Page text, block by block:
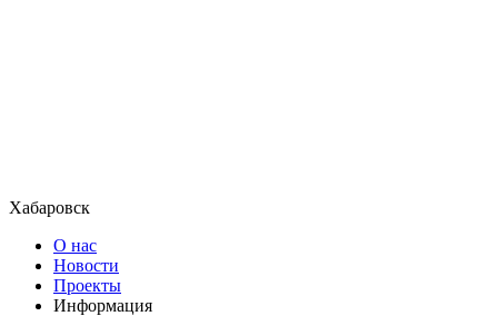
Хабаровск
О нас
Новости
Проекты
Информация